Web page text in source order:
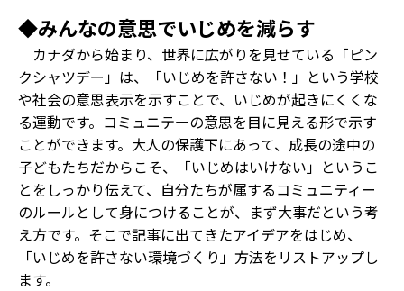
◆みんなの意思でいじめを減らす
カナダから始まり、世界に広がりを見せている「ピン
クシャツデー」は、「いじめを許さない！」という学校
や社会の意思表示を示すことで、いじめが起きにくくな
る運動です。コミュニテーの意思を目に見える形で示す
ことができます。大人の保護下にあって、成長の途中の
子どもたちだからこそ、「いじめはいけない」というこ
とをしっかり伝えて、自分たちが属するコミュニティー
のルールとして身につけることが、まず大事だという考
え方です。そこで記事に出てきたアイデアをはじめ、
「いじめを許さない環境づくり」方法をリストアップし
ます。